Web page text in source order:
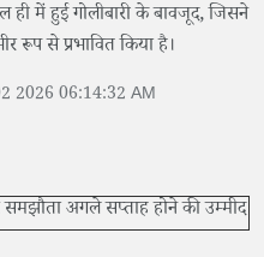
ही में हुई गोलीबारी के बावजूद, जिसने
रूप से प्रभावित किया है।
2026 06:14:32 AM